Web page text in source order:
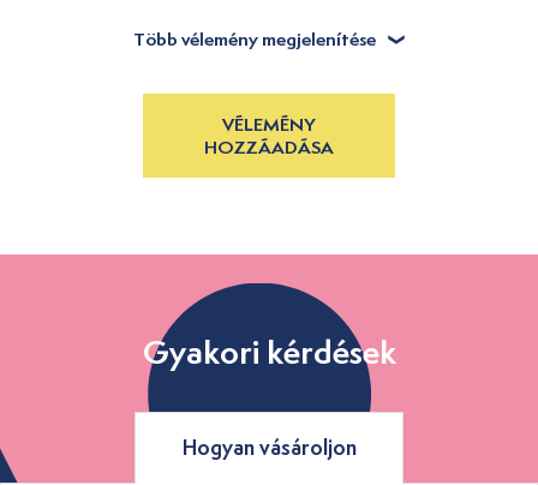
Több vélemény megjelenítése
VÉLEMÉNY
HOZZÁADÁSA
Gyakori kérdések
Hogyan vásároljon